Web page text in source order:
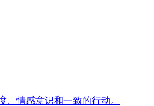
、情感意识和一致的行动。